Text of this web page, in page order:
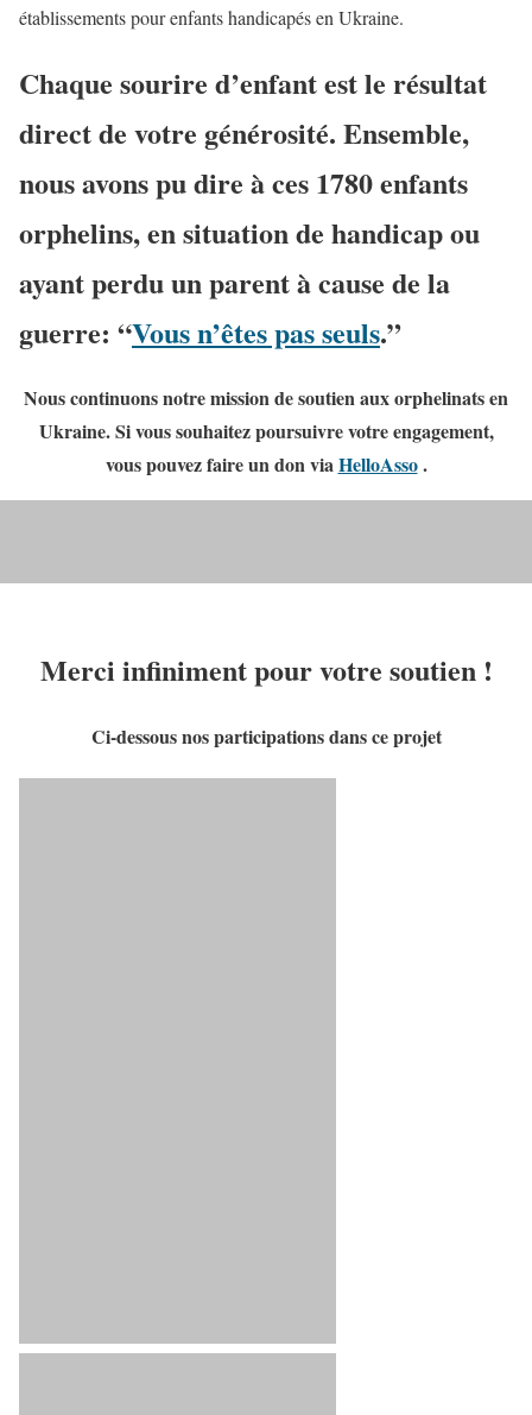
établissements pour enfants handicapés en Ukraine.
Chaque sourire d’enfant est le résultat
direct de votre générosité. Ensemble,
nous avons pu dire à ces 1780 enfants
orphelins, en situation de handicap ou
ayant perdu un parent à cause de la
guerre: “Vous n’êtes pas seuls.”
Nous continuons notre mission de soutien aux orphelinats en
Ukraine. Si vous souhaitez poursuivre votre engagement,
vous pouvez faire un don viaHelloAsso.
Merci infiniment pour votre soutien !
Ci-dessous nos participations dans ce projet